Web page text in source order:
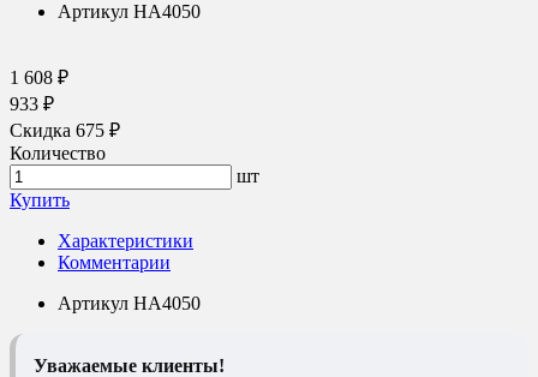
Артикул HA4050
1 608 ₽
933 ₽
Скидка 675 ₽
Количество
шт
Купить
Характеристики
Комментарии
Артикул HA4050
Уважаемые клиенты!